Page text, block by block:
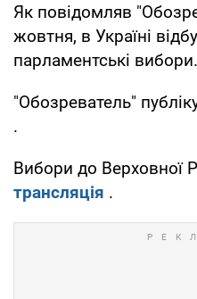
Як повідомляв
жовтня, в Україні
парламентські вибори.
"Обозреватель"
.
Вибори до Верховної
трансляція .